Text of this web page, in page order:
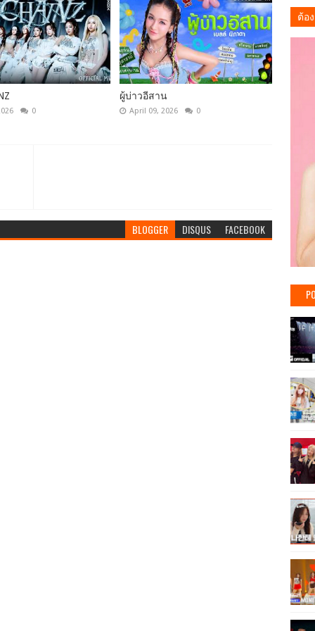
0
ผู้บ่าวอีสาน
April 09, 2026 0
BLOGGER DISQUS FACEBOOK
ต้อ